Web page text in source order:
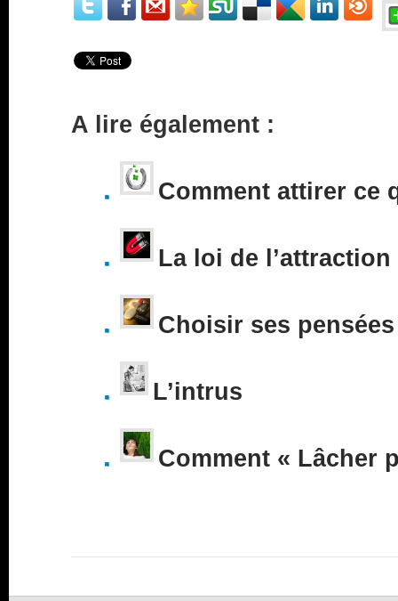
A lire également :
Comment attirer ce
La loi de l’attraction
Choisir ses pensées
L’intrus
Comment « Lâcher